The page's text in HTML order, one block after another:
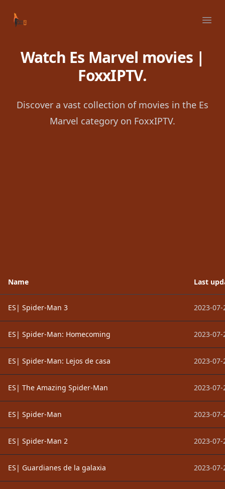
Your Company
Watch Es Marvel movies |
FoxxIPTV.
Discover a vast collection of movies in the Es
Marvel category on FoxxIPTV.
Name Last
ES| Spider-Man 3 2023-
ES| Spider-Man: Homecoming 2023-
ES| Spider-Man: Lejos de casa 2023-
ES| The Amazing Spider-Man 2023-
ES| Spider-Man 2023-
ES| Spider-Man 2 2023-
ES| Guardianes de la galaxia 2023-